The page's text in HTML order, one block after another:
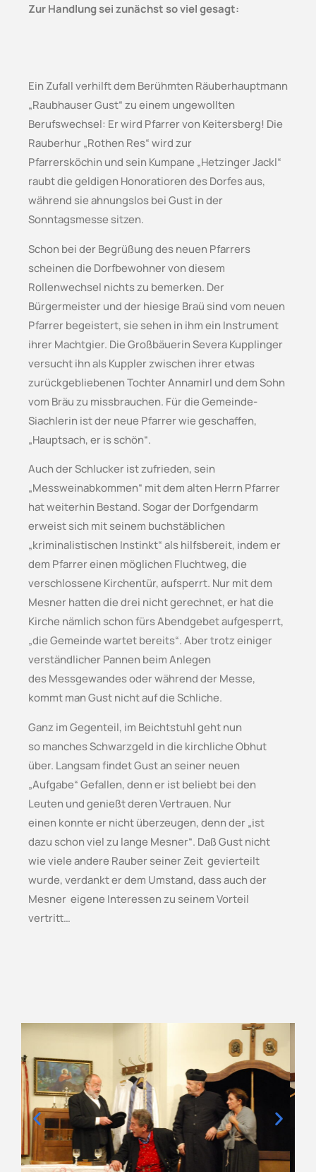
Zur Handlung sei zunächst so viel gesagt:
Ein Zufall verhilft dem Berühmten Räuberhauptmann
„Raubhauser Gust“ zu einem ungewollten
Berufswechsel: Er wird Pfarrer von Keitersberg! Die
Rauberhur „Rothen Res“ wird zur
Pfarrersköchin und sein Kumpane „Hetzinger Jackl“
raubt die geldigen Honoratioren des Dorfes aus,
während sie ahnungslos bei Gust in der
Sonntagsmesse sitzen.
Schon bei der Begrüßung des neuen Pfarrers
scheinen die Dorfbewohner von diesem
Rollenwechsel nichts zu bemerken. Der
Bürgermeister und der hiesige Braü sind vom neuen
Pfarrer begeistert, sie sehen in ihm ein Instrument
ihrer Machtgier. Die Großbäuerin Severa Kupplinger
versucht ihn als Kuppler zwischen ihrer etwas
zurückgebliebenen Tochter Annamirl und dem Sohn
vom Bräu zu missbrauchen. Für die Gemeinde-
Siachlerin ist der neue Pfarrer wie geschaffen,
„Hauptsach, er is schön“.
Auch der Schlucker ist zufrieden, sein
„Messweinabkommen“ mit dem alten Herrn Pfarrer
hat weiterhin Bestand. Sogar der Dorfgendarm
erweist sich mit seinem buchstäblichen
„kriminalistischen Instinkt“ als hilfsbereit, indem er
dem Pfarrer einen möglichen Fluchtweg, die
verschlossene Kirchentür, aufsperrt. Nur mit dem
Mesner hatten die drei nicht gerechnet, er hat die
Kirche nämlich schon fürs Abendgebet aufgesperrt,
„die Gemeinde wartet bereits“. Aber trotz einiger
verständlicher Pannen beim Anlegen
des Messgewandes oder während der Messe,
kommt man Gust nicht auf die Schliche.
Ganz im Gegenteil, im Beichtstuhl geht nun
so manches Schwarzgeld in die kirchliche Obhut
über. Langsam findet Gust an seiner neuen
„Aufgabe“ Gefallen, denn er ist beliebt bei den
Leuten und genießt deren Vertrauen. Nur
einen konnte er nicht überzeugen, denn der „ist
dazu schon viel zu lange Mesner“. Daß Gust nicht
wie viele andere Rauber seiner Zeit gevierteilt
wurde, verdankt er dem Umstand, dass auch der
Mesner eigene Interessen zu seinem Vorteil
vertritt…